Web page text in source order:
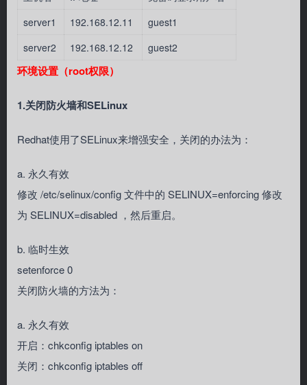
server1
192.168.12.11
guest1
server2
192.168.12.12 guest2
环境设置（root权限）
1.关闭防火墙和SELinux
Redhat使用了SELinux来增强安全，关闭的办法为：
a. 永久有效
修改 /etc/selinux/config 文件中的 SELINUX=enforcing 修改
为 SELINUX=disabled ，然后重启。
b. 临时生效
setenforce 0
关闭防火墙的方法为：
a. 永久有效
开启：chkconfig iptables on
关闭：chkconfig iptables off